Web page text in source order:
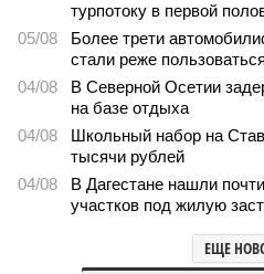
турпотоку в первой
05/08
Более трети
стали реже
04/08
В Северной Осетии
на базе отдыха
04/08
Школьный набор на
тысячи рублей
04/08
В Дагестане нашли
участков под жилую
ЕЩЕ